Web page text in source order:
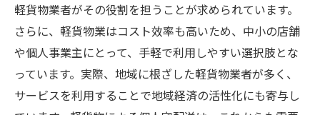
軽貨物業者がその役割を担うことが求められています。
さらに、軽貨物業はコスト效率も高いため、中小の店舗
や個人事業主にとって、手軽で利用しやすい選択肢とな
っています。実際、地域に根ざした軽貨物業者が多く、
サービスを利用することで地域経済の活性化にも寄与し